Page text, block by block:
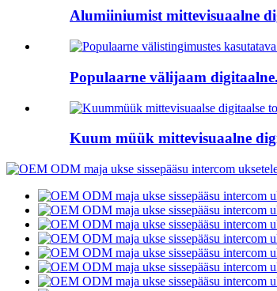
Alumiiniumist mittevisuaalne
Populaarne välijaam
Kuum müük mittevisuaalne